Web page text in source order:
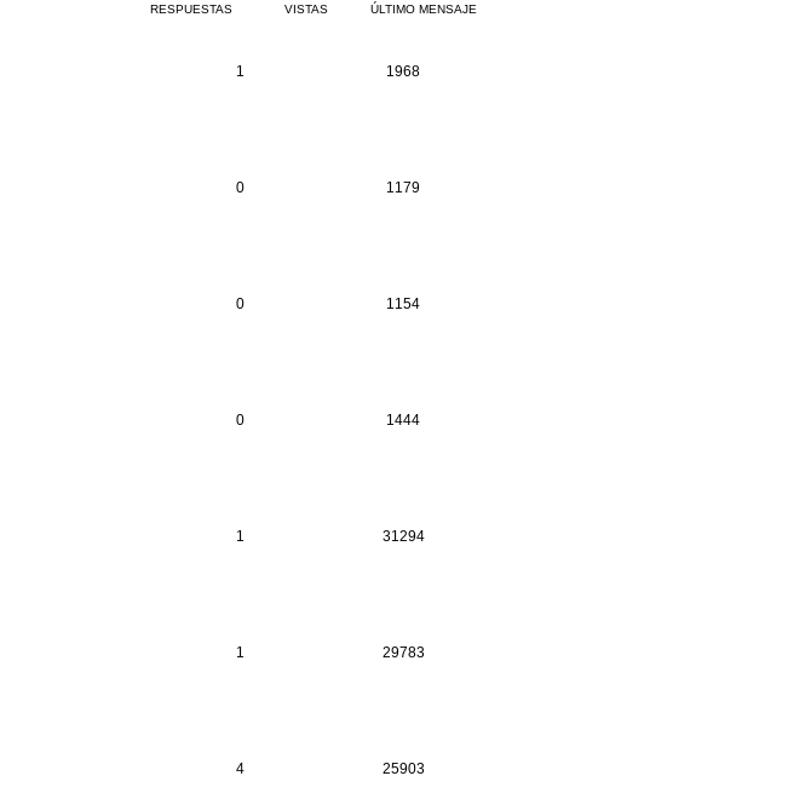
RESPUESTAS VISTAS ÚLTIMO MENSAJE
1 1968
0 1179
0 1154
0 1444
1 31294
1 29783
4 25903